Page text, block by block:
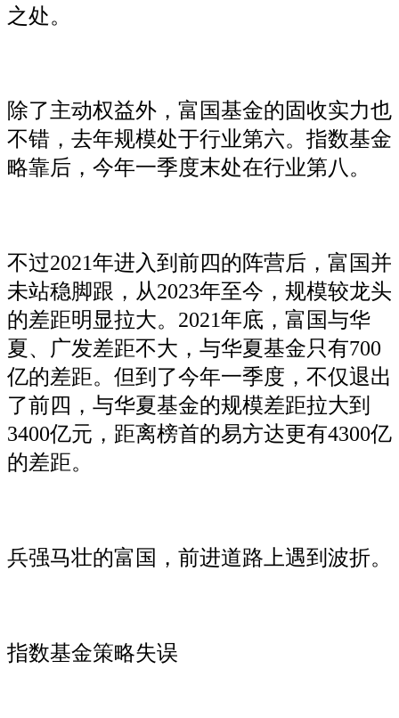
之处。
除了主动权益外，富国基金的固收实力也
不错，去年规模处于行业第六。指数基金
略靠后，今年一季度末处在行业第八。
不过2021年进入到前四的阵营后，富国并
未站稳脚跟，从2023年至今，规模较龙头
的差距明显拉大。2021年底，富国与华
夏、广发差距不大，与华夏基金只有700
亿的差距。但到了今年一季度，不仅退出
了前四，与华夏基金的规模差距拉大到
3400亿元，距离榜首的易方达更有4300亿
的差距。
兵强马壮的富国，前进道路上遇到波折。
指数基金策略失误